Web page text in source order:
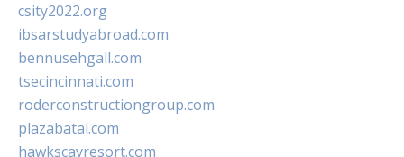
csity2022.org
ibsarstudyabroad.com
bennusehgall.com
tsecincinnati.com
roderconstructiongroup.com
plazabatai.com
hawkscayresort.com